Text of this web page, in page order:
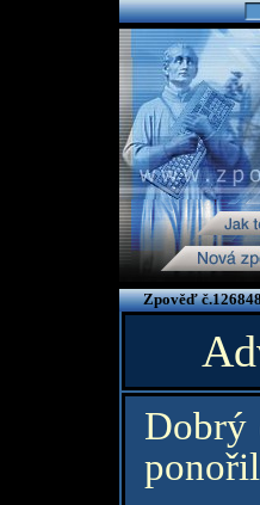
Zpověď
Dobrý